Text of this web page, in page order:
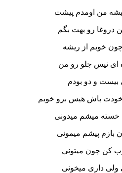
من اومدم پیشت
دروغا رو بهت بگم
خوبم از ریشه
ای نیس جلو رو من
بیست و دو بودم
باش هیس برو خوبم
خسته میشم میدونی
بازم پیشم میمونی
کن چون میتونی
ولی داری میخونی